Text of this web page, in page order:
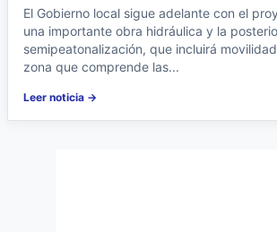
El Gobierno local sigue adelante con el
una importante obra hidráulica y la
semipeatonalización, que incluirá
zona que comprende las...
Leer noticia →